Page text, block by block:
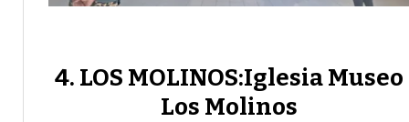
LOS MOLINOS:Iglesia Museo
Los Molinos